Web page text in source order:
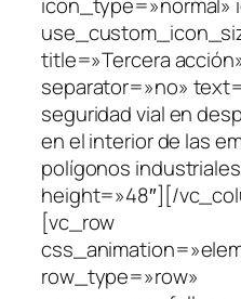
title=»Tercera
separator=»no»
seguridad vial en
en el interior de las
polígonos
height=»48″][/
[vc_row
row_type=»row»